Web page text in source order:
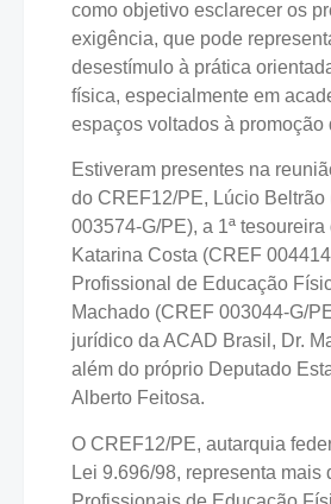
como objetivo esclarecer os
exigência, que pode
desestímulo à prática
física, especialmente em
espaços voltados à promoção
Estiveram presentes na
do CREF12/PE, Lúcio Beltrão
003574-G/PE), a 1ª
Katarina Costa (CREF
Profissional de Educação
Machado (CREF 003044-G/
jurídico da ACAD Brasil, Dr.
além do próprio Deputado
Alberto Feitosa.
O CREF12/PE, autarquia
Lei 9.696/98, representa mais